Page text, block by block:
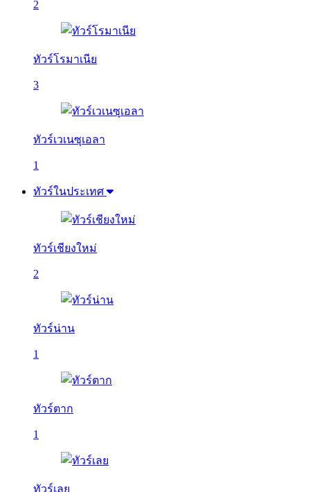
2
ทัวร์โรมาเนีย
3
ทัวร์เวเนซุเอลา
1
ทัวร์ในประเทศ
ทัวร์เชียงใหม่
2
ทัวร์น่าน
1
ทัวร์ตาก
1
ทัวร์เลย